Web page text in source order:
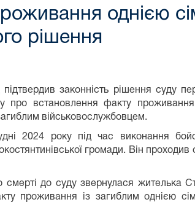
однією
рішення
законність рішення суду
про встановлення факту
військовослужбовцем.
2024 року під час виконання
громади. Він
смерті до суду звернулася жителька
проживання із загиблим однією